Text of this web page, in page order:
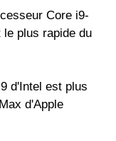
Core i9-
le plus rapide du
d'Intel est plus
d'Apple